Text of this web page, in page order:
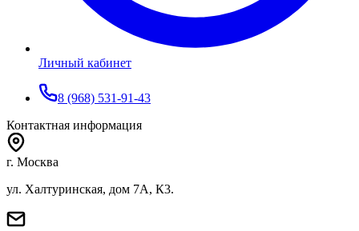
Личный кабинет
8 (968) 531-91-43
Контактная информация
г. Москва
ул. Халтуринская, дом 7А, К3.